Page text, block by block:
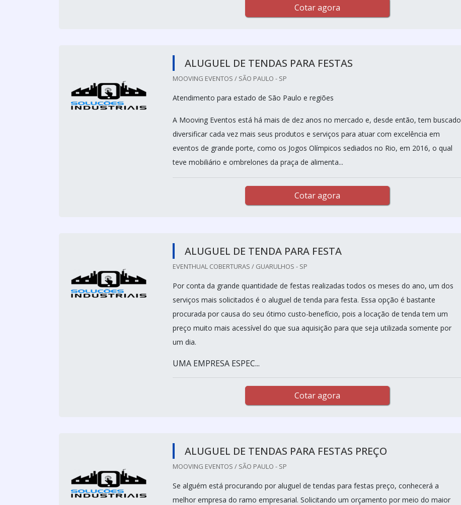
Cotar agora
ALUGUEL DE TENDAS PARA FESTAS
MOOVING EVENTOS / SÃO PAULO - SP
Atendimento para estado de São Paulo e regiões
A Mooving Eventos está há mais de dez anos no mercado e, desde então, tem buscado
diversificar cada vez mais seus produtos e serviços para atuar com excelência em
eventos de grande porte, como os Jogos Olímpicos sediados no Rio, em 2016, o qual
teve mobiliário e ombrelones da praça de alimenta...
Cotar agora
ALUGUEL DE TENDA PARA FESTA
EVENTHUAL COBERTURAS / GUARULHOS - SP
Por conta da grande quantidade de festas realizadas todos os meses do ano, um dos
serviços mais solicitados é o aluguel de tenda para festa. Essa opção é bastante
procurada por causa do seu ótimo custo-benefício, pois a locação de tenda tem um
preço muito mais acessível do que sua aquisição para que seja utilizada somente por
um dia.
UMA EMPRESA ESPEC...
Cotar agora
ALUGUEL DE TENDAS PARA FESTAS PREÇO
MOOVING EVENTOS / SÃO PAULO - SP
Se alguém está procurando por aluguel de tendas para festas preço, conhecerá a
melhor empresa do ramo empresarial. Solicitando um orçamento por meio do maior